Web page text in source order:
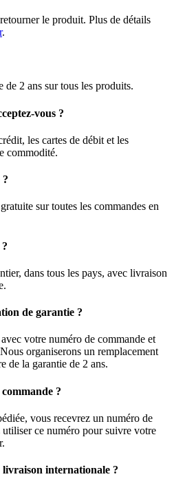
le produit. Plus de détails
.
2 ans sur tous les produits.
vous ?
les cartes de débit et les
commodité.
sur toutes les commandes en
dans tous les pays, avec livraison
de garantie ?
votre numéro de commande et
organiserons un remplacement
de la garantie de 2 ans.
?
vous recevrez un numéro de
ce numéro pour suivre votre
internationale ?